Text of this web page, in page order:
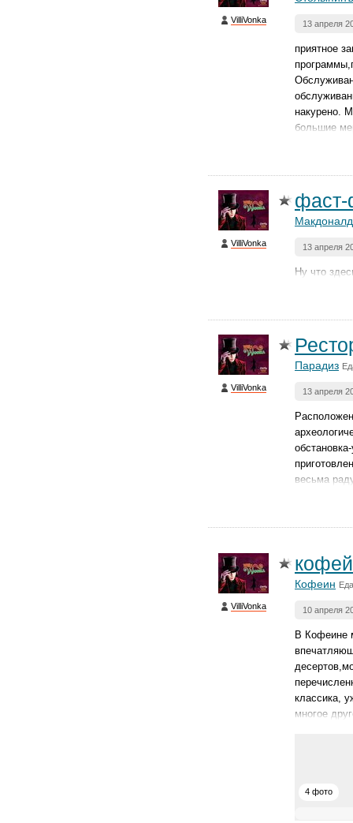
VilliVonka 13 апреля
приятное
накурено.
большие
VilliVonka 13 апреля
Ну что
VilliVonka
Парадиз
13 апреля
весьма
VilliVonka
Кофеин
10 апреля
В Кофеине
классика,
многое
4 фото